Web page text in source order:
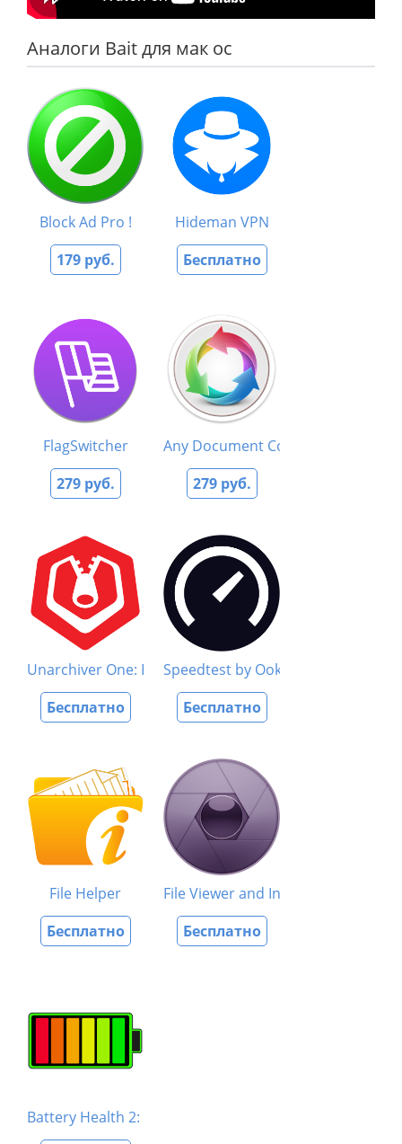
Аналоги Bait для мак ос
Block Ad Pro !
179 руб.
Hideman VPN
Бесплатно
FlagSwitcher
279 руб.
Any Document Converter
279 руб.
Unarchiver One: RAR & Zip Tool
Бесплатно
Speedtest by Ookla
Бесплатно
File Helper
Бесплатно
File Viewer and Investigator
Бесплатно
Battery Health 2: Stats & Info